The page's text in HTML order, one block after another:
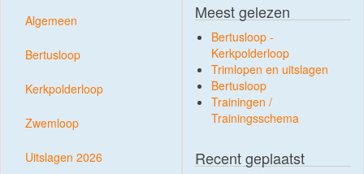
Algemeen
Bertusloop
Kerkpolderloop
Zwemloop
Uitslagen 2026
Meest gelezen
Bertusloop -
Kerkpolderloop
Trimlopen en uitslagen
Bertusloop
Trainingen /
Trainingsschema
Recent geplaatst